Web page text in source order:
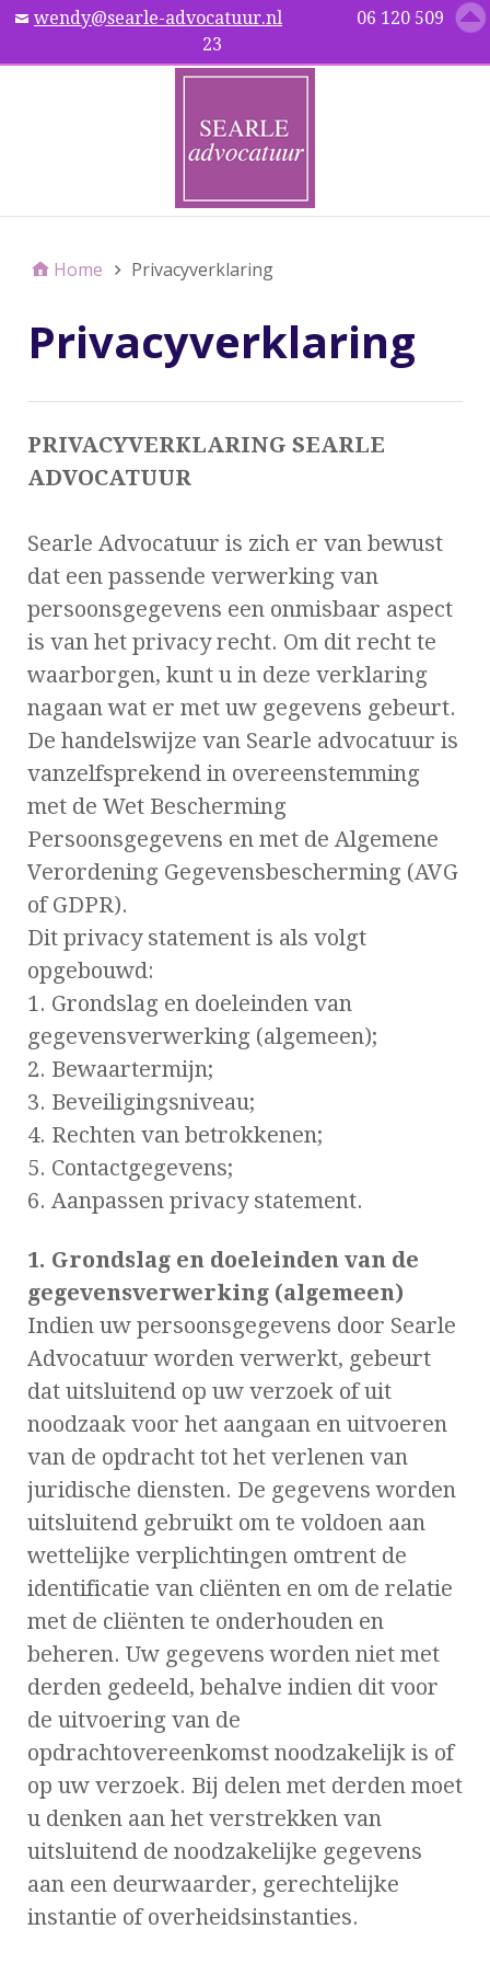
Menu
Home Privacyverklaring
Privacyverklaring
PRIVACYVERKLARING SEARLE
ADVOCATUUR
Searle Advocatuur is zich er van bewust
dat een passende verwerking van
persoonsgegevens een onmisbaar aspect
is van het privacy recht. Om dit recht te
waarborgen, kunt u in deze verklaring
nagaan wat er met uw gegevens gebeurt.
De handelswijze van Searle advocatuur is
vanzelfsprekend in overeenstemming
met de Wet Bescherming
Persoonsgegevens en met de Algemene
Verordening Gegevensbescherming (AVG
of GDPR).
Dit privacy statement is als volgt
opgebouwd:
1. Grondslag en doeleinden van
gegevensverwerking (algemeen);
2. Bewaartermijn;
3. Beveiligingsniveau;
4. Rechten van betrokkenen;
5. Contactgegevens;
6. Aanpassen privacy statement.
1. Grondslag en doeleinden van de
gegevensverwerking (algemeen)
Indien uw persoonsgegevens door Searle
Advocatuur worden verwerkt, gebeurt
dat uitsluitend op uw verzoek of uit
noodzaak voor het aangaan en uitvoeren
van de opdracht tot het verlenen van
juridische diensten. De gegevens worden
uitsluitend gebruikt om te voldoen aan
wettelijke verplichtingen omtrent de
identificatie van cliënten en om de relatie
met de cliënten te onderhouden en
beheren. Uw gegevens worden niet met
derden gedeeld, behalve indien dit voor
de uitvoering van de
opdrachtovereenkomst noodzakelijk is of
op uw verzoek. Bij delen met derden moet
u denken aan het verstrekken van
uitsluitend de noodzakelijke gegevens
aan een deurwaarder, gerechtelijke
instantie of overheidsinstanties.
wendy@searle-advocatuur.nl 06 120 509
23